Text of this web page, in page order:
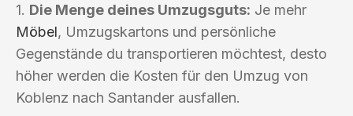
1. Die Menge deines Umzugsguts: Je mehr
Möbel, Umzugskartons und persönliche
Gegenstände du transportieren möchtest, desto
höher werden die Kosten für den Umzug von
Koblenz nach Santander ausfallen.